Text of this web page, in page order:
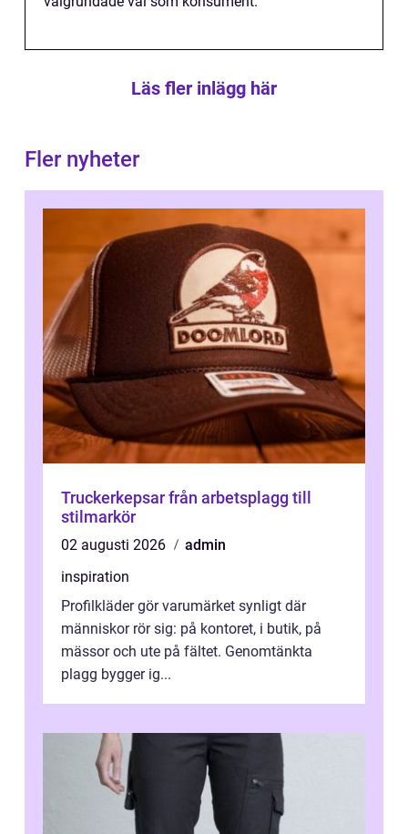
Läs fler inlägg här
Fler nyheter
Truckerkepsar från arbetsplagg till
stilmarkör
02 augusti 2026
admin
inspiration
Profilkläder gör varumärket synligt där
människor rör sig: på kontoret, i butik, på
mässor och ute på fältet. Genomtänkta
plagg bygger ig...